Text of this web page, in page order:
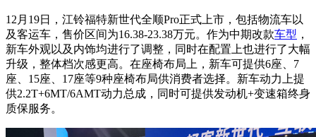
12月19日，江铃福特新世代全顺Pro正式上市，包括物流车以
及客运车，售价区间为16.38-23.38万元。作为中期改款车型 ，
新车外观以及内饰均进行了调整，同时在配置上也进行了大幅
升级，整体档次感更高。在座椅布局上，新车可提供6座、7
座、15座、17座等9种座椅布局供消费者选择。新车动力上提
供2.2T+6MT/6AMT动力总成，同时可提供发动机+变速箱终身
质保服务。